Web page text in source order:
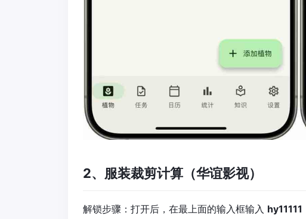
2、服装裁剪计算（华谊影视）
解锁步骤：打开后，在最上面的输入框输入 hy11111